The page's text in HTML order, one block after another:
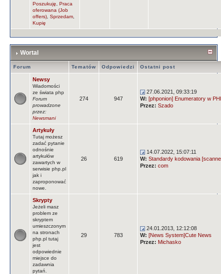
Poszukuję
Praca
oferowana (Job
offers) Sprzedam
Kupię
Wortal
Forum Tematów Odpowiedzi Ostatni post
Newsy
Wiadomości
ze świata php
Forum
prowadzone
przez:
Newsmani
274 947
27.06.2021, 09:33:19
W: [phponion] Enumeratory w
Przez: Szado
Artykuły
Tutaj możesz
zadać pytanie
odnośnie
artykułów
zawartych w
serwisie php.pl
jak i
zaproponować
nowe.
26 619
14.07.2022, 15:07:11
W: Standardy kodowania
Przez: com
Skrypty
Jeżeli masz
problem ze
skryptem
umieszczonym
na stronach
php.pl tutaj
jest
odpowiednie
miejsce do
zadawnia
pytań.
29 783
24.01.2013, 12:12:08
W: [News System]Cute News
Przez: Michasko